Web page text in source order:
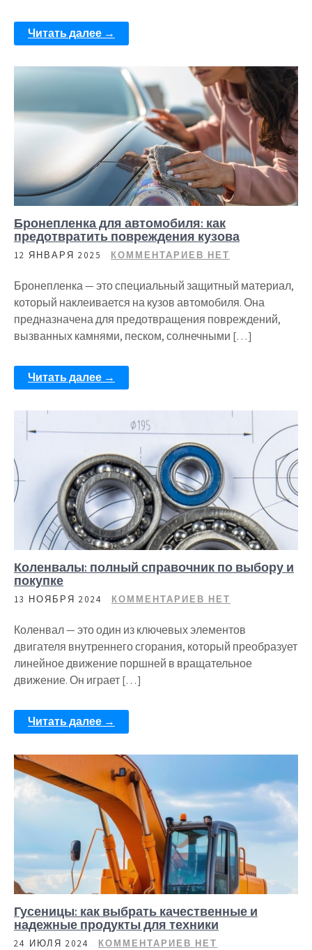
Читать далее →
Бронепленка для автомобиля: как
предотвратить повреждения кузова
12 ЯНВАРЯ 2025 КОММЕНТАРИЕВ НЕТ
Бронепленка — это специальный защитный материал,
который наклеивается на кузов автомобиля. Она
предназначена для предотвращения повреждений,
вызванных камнями, песком, солнечными […]
Читать далее →
Коленвалы: полный справочник по выбору и
покупке
13 НОЯБРЯ 2024 КОММЕНТАРИЕВ НЕТ
Коленвал — это один из ключевых элементов
двигателя внутреннего сгорания, который преобразует
линейное движение поршней в вращательное
движение. Он играет […]
Читать далее →
Гусеницы: как выбрать качественные и
надежные продукты для техники
24 ИЮЛЯ 2024 КОММЕНТАРИЕВ НЕТ